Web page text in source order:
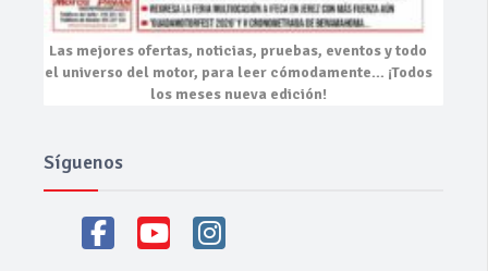
Las mejores ofertas, noticias, pruebas, eventosy todo
el universo del motor, para leer cómodamente… ¡Todos
los meses nueva edición!
Síguenos